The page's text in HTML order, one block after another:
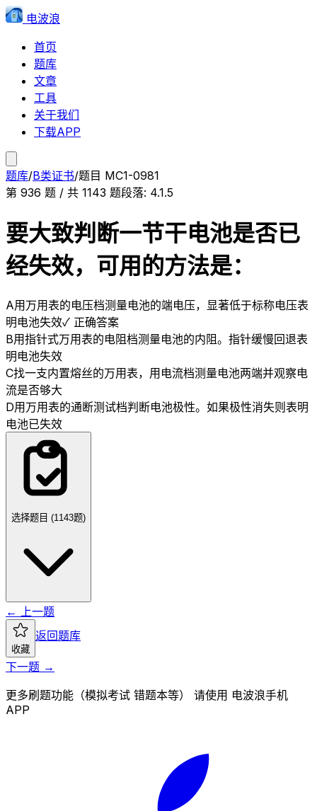
电波浪
首页
题库
文章
工具
关于我们
下载APP
题库/B类证书/题目 MC1-0981
第 936 题 / 共 1143 题段落: 4.1.5
要大致判断一节干电池是否已
经失效，可用的方法是：
A用万用表的电压档测量电池的端电压，显著低于标称电压表
明电池失效✓ 正确答案
B用指针式万用表的电阻档测量电池的内阻。指针缓慢回退表
明电池失效
C找一支内置熔丝的万用表，用电流档测量电池两端并观察电
流是否够大
D用万用表的通断测试档判断电池极性。如果极性消失则表明
电池已失效
选择题目 (1143题)
← 上一题
收藏
返回题库
下一题 →
更多刷题功能（模拟考试 错题本等） 请使用 电波浪手机
APP